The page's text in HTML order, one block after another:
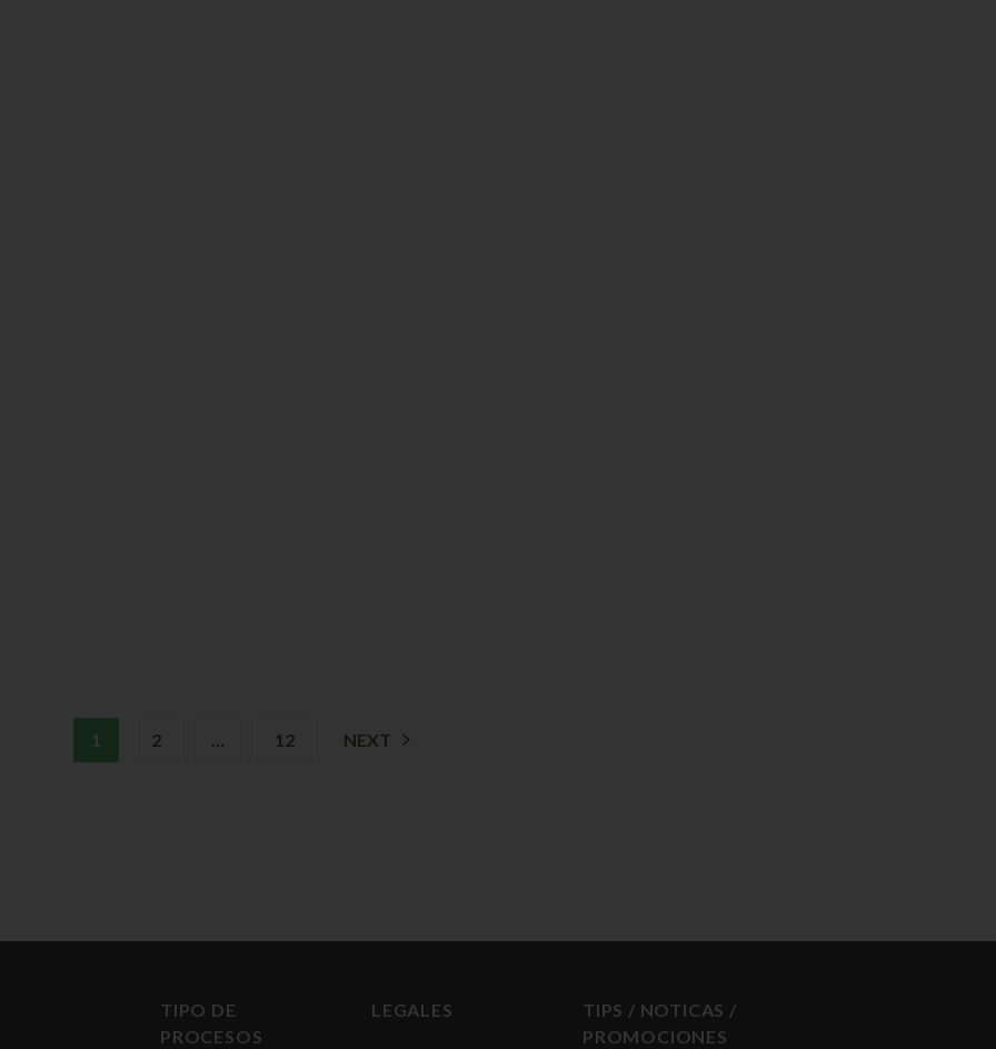
1 2 … 12 NEXT
TIPO DE
PROCESOS
LEGALES
TIPS / NOTICAS /
PROMOCIONES